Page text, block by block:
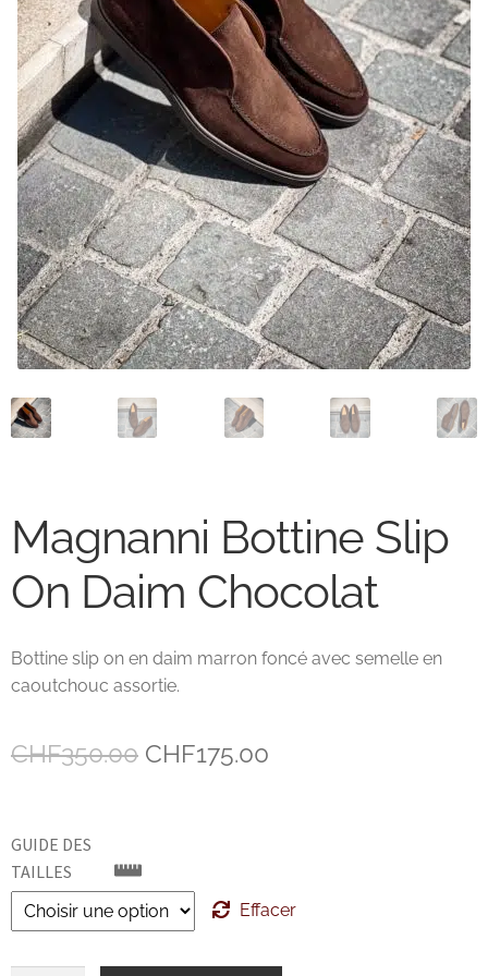
Mon compte
Nos marques
Andrea Ventura
Bontoni Chaussures
Carlos Santos Chaussures
Carmina
Crockett and Jones
Edward Green
John Lobb Chaussures
Magnanni Chaussures Genève
Paraboot
TLB
Zonkey Boot
Magnanni Bottine Slip
On Daim Chocolat
Bottine slip on en daim marron foncé avec semelle en
caoutchouc assortie.
CHF350.00 Le
CHF350.00.
CHF175.00
CHF175.00.
GUIDE DES
TAILLES
Effacer